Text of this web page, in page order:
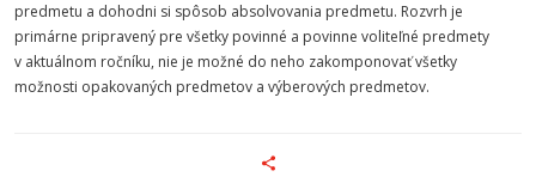
predmetu a dohodni si spôsob absolvovania predmetu. Rozvrh je
primárne pripravený pre všetky povinné a povinne voliteľné predmety
v aktuálnom ročníku, nie je možné do neho zakomponovať všetky
možnosti opakovaných predmetov a výberových predmetov.